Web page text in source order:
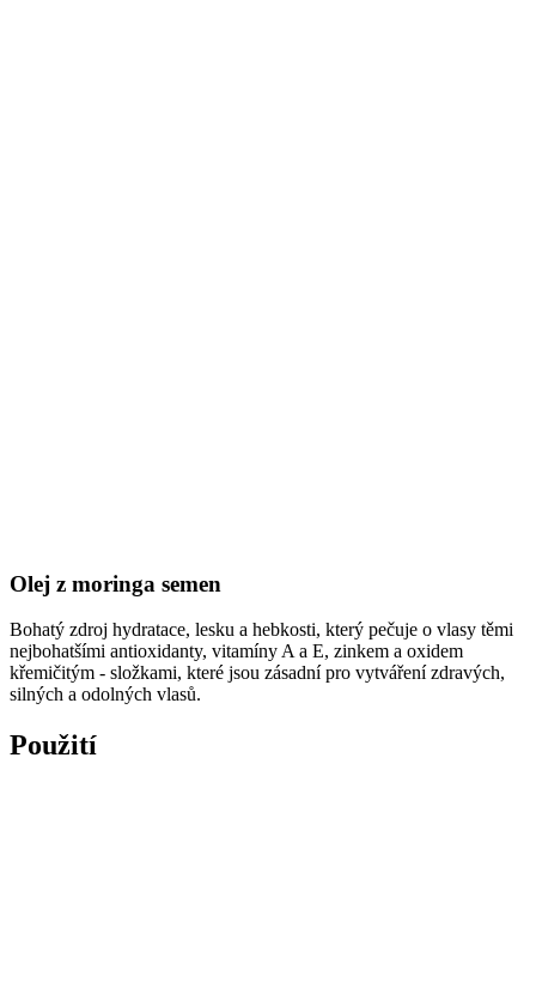
Olej z moringa semen
Bohatý zdroj hydratace, lesku a hebkosti, který pečuje o vlasy těmi
nejbohatšími antioxidanty, vitamíny A a E, zinkem a oxidem
křemičitým - složkami, které jsou zásadní pro vytváření zdravých,
silných a odolných vlasů.
Použití